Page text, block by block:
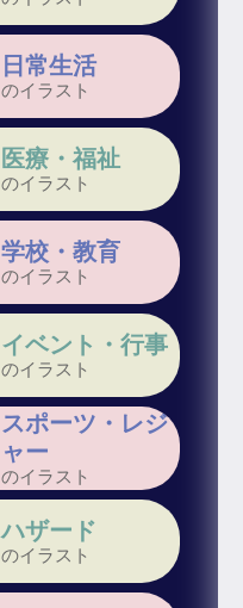
日常生活
のイラスト
医療・福祉
のイラスト
学校・教育
のイラスト
イベント・行事
のイラスト
スポーツ・レジ
ャー
のイラスト
ハザード
のイラスト